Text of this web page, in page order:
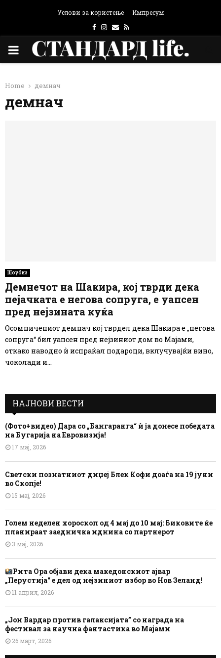
Услови за користење Импресум
Facebook
Instagram
Email
Rss
PRIMARY
Home демнач
демнач
Шоубиз
Демнечот на Шакира, кој тврди дека
пејачката е негова сопруга, е уапсен
пред нејзината куќа
Осомничениот демнач кој тврдел дека Шакира е „негова
сопруга“ бил уапсен пред нејзиниот дом во Мајами,
откако наводно ѝ испраќал подароци, вклучувајќи вино,
чоколади и...
НАЈНОВИ ВЕСТИ
(Фото+видео) Дара со „Бангаранга“ ѝ ја донесе победата
на Бугарија на Евровизија!
17 мај, 2026
Светски познатниот диџеј Блек Кофи доаѓа на 19 јуни
во Скопје!
15 мај, 2026
Голем неделен хороскоп од 4 мај до 10 мај: Биковите ќе
планираат заедничка иднина со партнерот
3 мај, 2026
Рита Ора објави дека македонскиот ајвар
„Перустија“ е дел од нејзиниот избор во Нов Зеланд!
11 април, 2026
„Јон Вардар против галаксијата” со награда на
фестивал за научна фантастика во Мајами
26 март, 2026